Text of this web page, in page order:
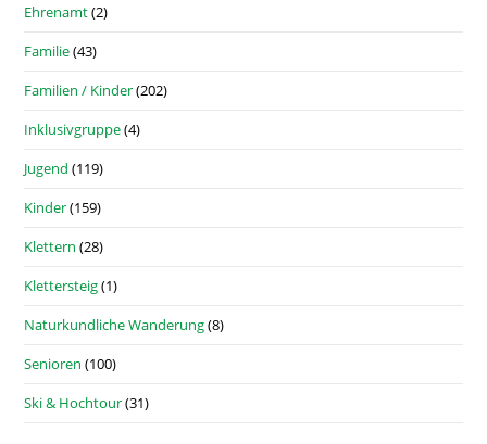
Ehrenamt(2)
Familie(43)
Familien / Kinder(202)
Inklusivgruppe(4)
Jugend (119)
Kinder(159)
Klettern (28)
Klettersteig(1)
Naturkundliche Wanderung(8)
Senioren (100)
Ski & Hochtour(31)